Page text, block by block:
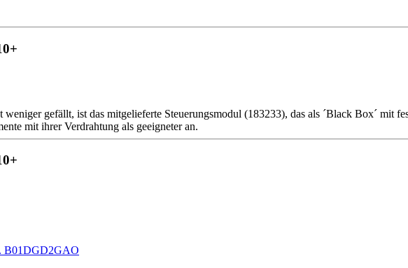
gefällt, ist das mitgelieferte Steuerungsmodul (183233), das als ´Black Box´ mit
mit ihrer Verdrahtung als geeigneter an.
B01DGD2GAO